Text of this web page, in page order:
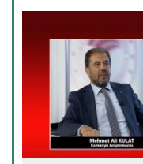
Devamını Oku ->